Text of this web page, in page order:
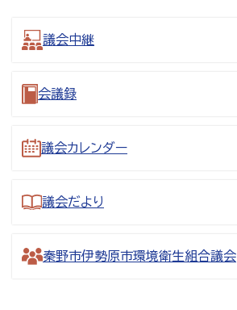
議会中継
会議録
議会カレンダー
議会だより
秦野市伊勢原市環境衛生組合議会